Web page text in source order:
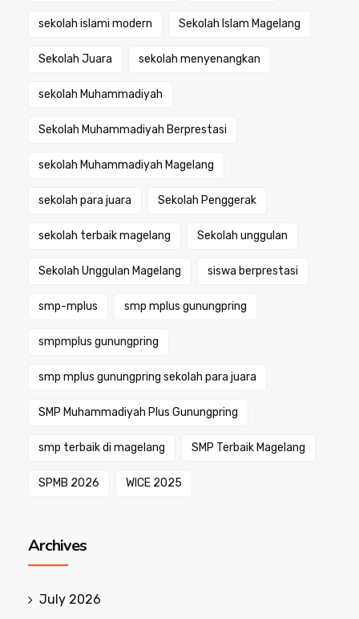
sekolah islami modern Sekolah Islam Magelang
Sekolah Juara sekolah menyenangkan
sekolah Muhammadiyah
Sekolah Muhammadiyah Berprestasi
sekolah Muhammadiyah Magelang
sekolah para juara Sekolah Penggerak
sekolah terbaik magelang Sekolah unggulan
Sekolah Unggulan Magelang siswa berprestasi
smp-mplus smp mplus gunungpring
smpmplus gunungpring
smp mplus gunungpring sekolah para juara
SMP Muhammadiyah Plus Gunungpring
smp terbaik di magelang SMP Terbaik Magelang
SPMB 2026 WICE 2025
Archives
July 2026